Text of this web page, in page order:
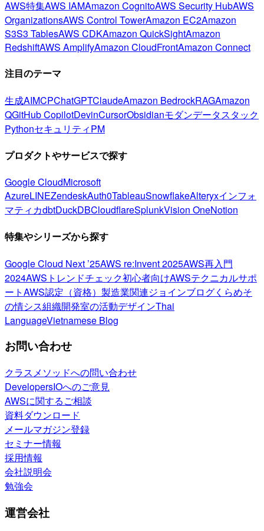
AWS特集AWS IAMAmazon CognitoAWS Security HubAWS
OrganizationsAWS Control TowerAmazon EC2Amazon
S3S3 TablesAWS CDKAmazon QuickSightAmazon
RedshiftAWS AmplifyAmazon CloudFrontAmazon Connect
注目のテーマ
生成AIMCPChatGPTClaudeAmazon BedrockRAGAmazon
QGitHub CopilotDevinCursorObsidianモダンデータスタック
PythonセキュリティPM
プロダクトやサービスで探す
Google CloudMicrosoft
AzureLINEZendeskAuth0TableauSnowflakeAlteryxインフォ
マティカdbtDuckDBCloudflareSplunkVision OneNotion
特集やシリーズから探す
Google Cloud Next ’25AWS re:Invent 2025AWS再入門
2024AWSトレンドチェック初心者向けAWSテクニカルサポ
ートAWS認定（資格） 製造業関連ジョインブログくらめそ
の情シス組織開発室の活動デザインThai
LanguageVietnamese Blog
お問い合わせ
クラスメソッドへの問い合わせ
DevelopersIOへのご意見
AWSに関するご相談
資料ダウンロード
メールマガジン登録
セミナー情報
採用情報
会社説明会
勉強会
運営会社